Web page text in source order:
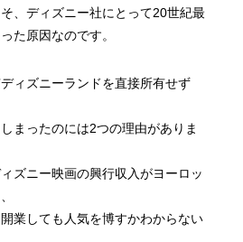
、ディズニー社にとって20世紀最
た原因なのです。
ィズニーランドを直接所有せず
まったのには2つの理由がありま
ズニー映画の興行収入がヨーロッ
業しても人気を博すかわからない